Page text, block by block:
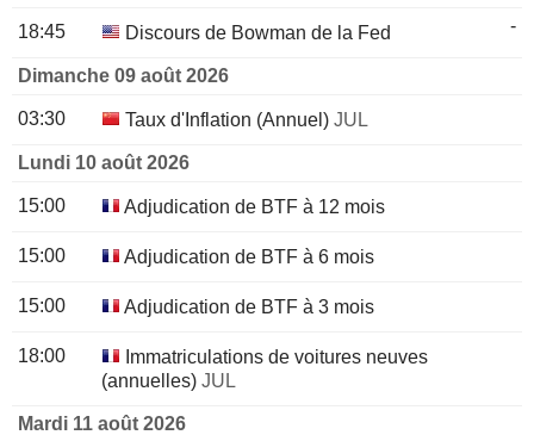
18:45 Discours de Bowman de la Fed -
Dimanche 09 août 2026
03:30 Taux d'Inflation (Annuel) JUL
Lundi 10 août 2026
15:00 Adjudication de BTF à 12 mois
15:00 Adjudication de BTF à 6 mois
15:00 Adjudication de BTF à 3 mois
18:00
Immatriculations de voitures neuves
(annuelles) JUL
Mardi 11 août 2026